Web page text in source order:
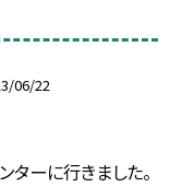
06/22
ーに行きました。